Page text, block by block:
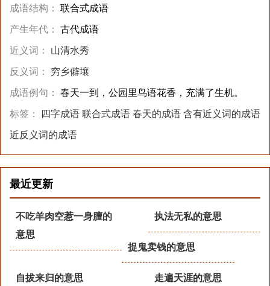
成语结构： 联合式成语
产生年代： 古代成语
近义词： 山清水秀
反义词： 穷乡僻壤
成语例句： 春天一到，公园里鸟语花香，充满了生机。
标签： 四字成语 联合式成语 春天的成语 含有近义词的成语
近反义词的成语
最近更新
不吃羊肉空惹一身膻的
意思
执法无私的意思
捉鬼卖钱的意思
走遍天涯的意思
自拔来归的意思